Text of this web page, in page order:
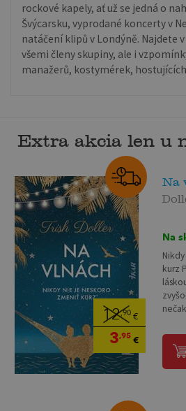
rockové kapely, ať už se jedná o
Švýcarsku, vyprodané koncerty v
natáčení klipů v Londýně. Najdete
všemi členy skupiny, ale i
manažerů, kostymérek,
Extra akcia len u
12,90€
3,95€
Na
Na
kurz